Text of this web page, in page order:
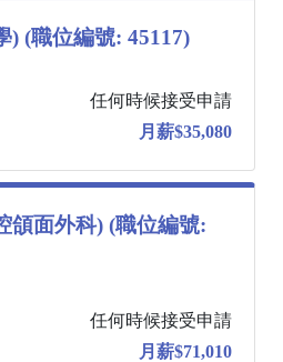
) (職位編號: 45117)
任何時候接受申請
月薪$35,080
頜面外科) (職位編號:
任何時候接受申請
月薪$71,010